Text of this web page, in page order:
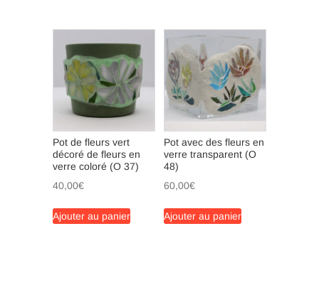
Pot de fleurs vert
décoré de fleurs en
verre coloré (O 37)
40,00€
Ajouter au panier
Pot avec des fleurs en
verre transparent (O
48)
60,00€
Ajouter au panier